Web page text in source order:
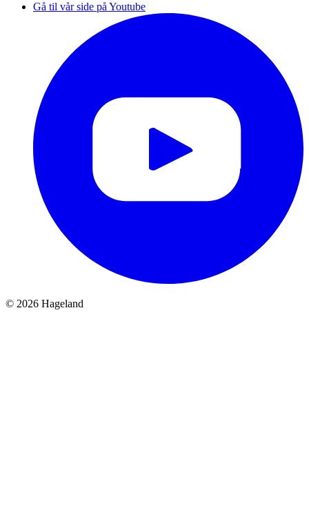
Gå til vår side på Youtube
© 2026 Hageland